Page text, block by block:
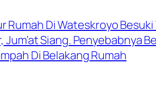
Rumah Di Wateskroyo
Jum’at Siang. Penyebabnya
Di Belakang Rumah